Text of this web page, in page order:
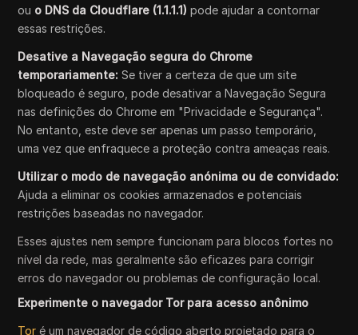
ou o DNS da Cloudflare (1.1.1.1) pode ajudar a contornar
essas restrições.
Desative a Navegação segura do Chrome
temporariamente: Se tiver a certeza de que um site
bloqueado é seguro, pode desativar a Navegação Segura
nas definições do Chrome em "Privacidade e Segurança".
No entanto, este deve ser apenas um passo temporário,
uma vez que enfraquece a proteção contra ameaças reais.
Utilizar o modo de navegação anónima ou de convidado:
Ajuda a eliminar os cookies armazenados e potenciais
restrições baseadas no navegador.
Esses ajustes nem sempre funcionam para blocos fortes no
nível da rede, mas geralmente são eficazes para corrigir
erros do navegador ou problemas de configuração local.
Experimente o navegador Tor para acesso anônimo
Tor é um navegador de código aberto projetado para o